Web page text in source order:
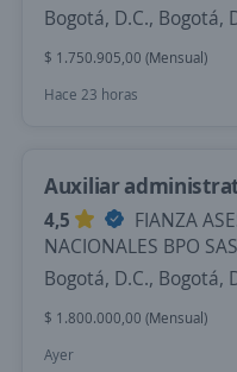
Bogotá, D.C., Bogotá,
$ 1.750.905,00 (Mensual)
Hace 23 horas
Auxiliar
4,5
FIANZA
NACIONALES BPO SAS
Bogotá, D.C., Bogotá,
$ 1.800.000,00 (Mensual)
Ayer